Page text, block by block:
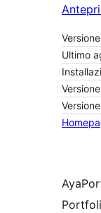
Versione
Ultimo